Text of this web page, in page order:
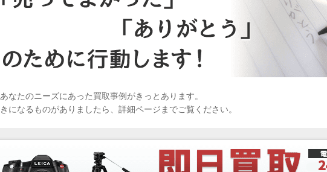
あなたのニーズにあった買取事例がきっとあります。
きになるものがありましたら、詳細ページまでご覧ください。